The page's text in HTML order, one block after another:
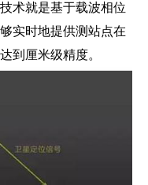
术就是基于载波相位
实时地提供测站点在
到厘米级精度。